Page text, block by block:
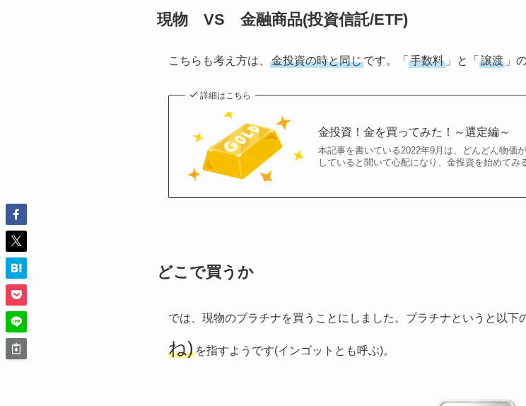
現物 VS 金融商品(投資信託/ETF)
こちらも考え方は、 金投資の時と同じです。「 手数料 」と「 譲渡 」
詳細はこちら
金投資！金を買ってみた！～選定編～
本記事を書いている2022年9月は、どんどん物価
していると聞いて心配になり、金投資を始めて
どこで買うか
では、現物のプラチナを買うことにしました。プラチナというと以下
ね) を指すようです(インゴットとも呼ぶ)。